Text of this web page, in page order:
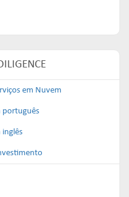
em Nuvem
português
inglês